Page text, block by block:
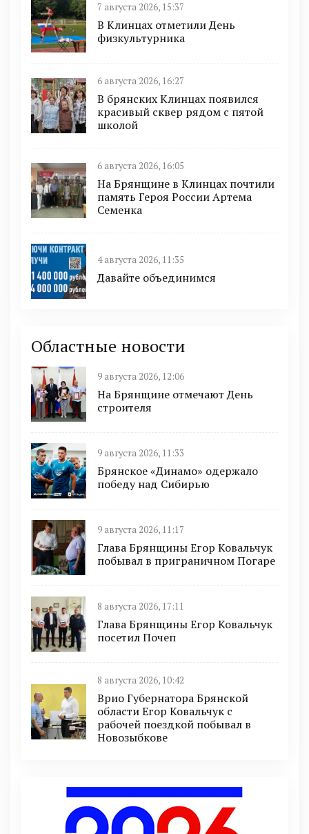
7 августа 2026, 15:37
В Клинцах отметили День
физкультурника
6 августа 2026, 16:27
В брянских Клинцах появился
красивый сквер рядом с пятой
школой
6 августа 2026, 16:05
На Брянщине в Клинцах почтили
память Героя России Артема
Семенка
4 августа 2026, 11:35
Давайте объединимся
Областные новости
9 августа 2026, 12:06
На Брянщине отмечают День
строителя
9 августа 2026, 11:33
Брянское «Динамо» одержало
победу над Сибирью
9 августа 2026, 11:17
Глава Брянщины Егор Ковальчук
побывал в приграничном Погаре
8 августа 2026, 17:11
Глава Брянщины Егор Ковальчук
посетил Почеп
8 августа 2026, 10:42
Врио Губернатора Брянской
области Егор Ковальчук с
рабочей поездкой побывал в
Новозыбкове